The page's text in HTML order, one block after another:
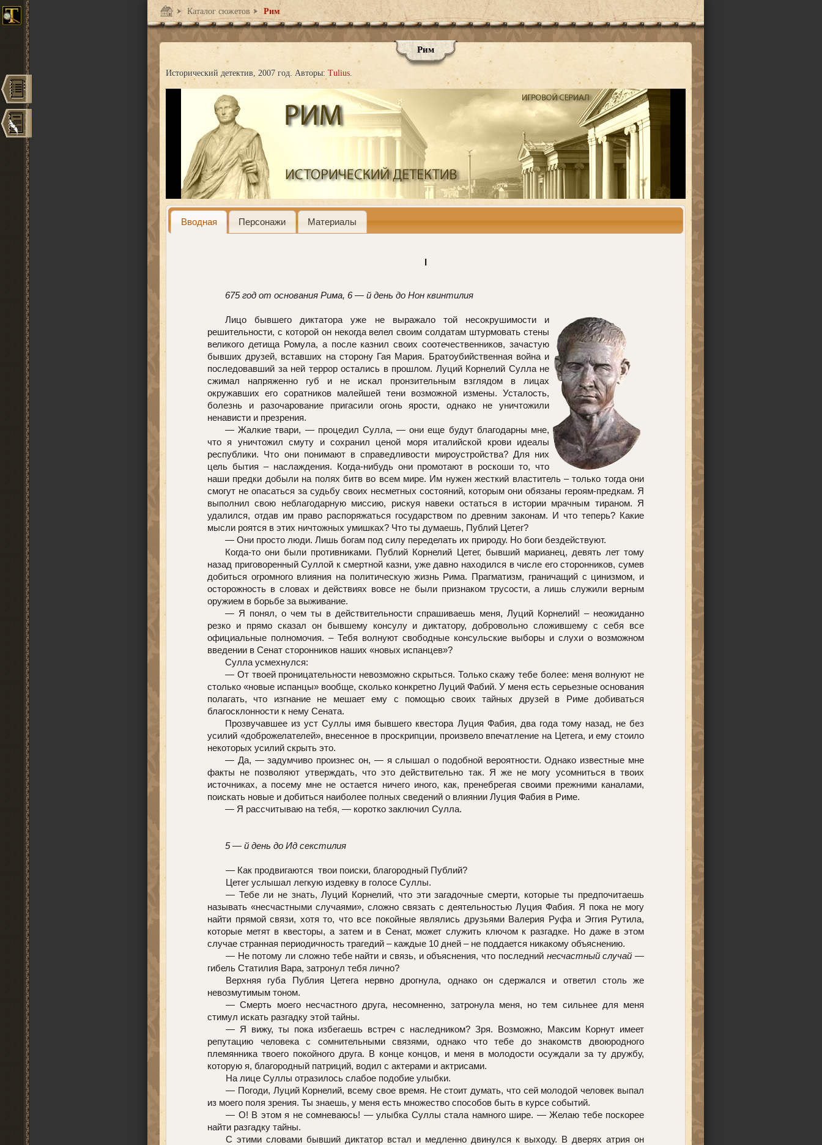
Каталог сюжетов Рим
Рим
Исторический детектив 2007 год. Авторы: Tulius
Вводная Персонажи Материалы
I
675 год от основания Рима, 6 — й день до Нон квинтилия
Лицо бывшего диктатора уже не выражало той несокрушимости и
решительности, с которой он некогда велел своим солдатам штурмовать стены
великого детища Ромула, а после казнил своих соотечественников, зачастую
бывших друзей, вставших на сторону Гая Мария. Братоубийственная война и
последовавший за ней террор остались в прошлом. Луций Корнелий Сулла не
сжимал напряженно губ и не искал пронзительным взглядом в лицах
окружавших его соратников малейшей тени возможной измены. Усталость,
болезнь и разочарование пригасили огонь ярости, однако не уничтожили
ненависти и презрения.
— Жалкие твари, — процедил Сулла, — они еще будут благодарны мне,
что я уничтожил смуту и сохранил ценой моря италийской крови идеалы
республики. Что они понимают в справедливости мироустройства? Для них
цель бытия – наслаждения. Когда-нибудь они промотают в роскоши то, что
наши предки добыли на полях битв во всем мире. Им нужен жесткий властитель – только тогда они
смогут не опасаться за судьбу своих несметных состояний, которым они обязаны героям-предкам. Я
выполнил свою неблагодарную миссию, рискуя навеки остаться в истории мрачным тираном. Я
удалился, отдав им право распоряжаться государством по древним законам. И что теперь? Какие
мысли роятся в этих ничтожных умишках? Что ты думаешь, Публий Цетег?
— Они просто люди. Лишь богам под силу переделать их природу. Но боги бездействуют.
Когда-то они были противниками. Публий Корнелий Цетег, бывший марианец, девять лет тому
назад приговоренный Суллой к смертной казни, уже давно находился в числе его сторонников, сумев
добиться огромного влияния на политическую жизнь Рима. Прагматизм, граничащий с цинизмом, и
осторожность в словах и действиях вовсе не были признаком трусости, а лишь служили верным
оружием в борьбе за выживание.
— Я понял, о чем ты в действительности спрашиваешь меня, Луций Корнелий! – неожиданно
резко и прямо сказал он бывшему консулу и диктатору, добровольно сложившему с себя все
официальные полномочия. – Тебя волнуют свободные консульские выборы и слухи о возможном
введении в Сенат сторонников наших «новых испанцев»?
Сулла усмехнулся:
— От твоей проницательности невозможно скрыться. Только скажу тебе более: меня волнуют не
столько «новые испанцы» вообще, сколько конкретно Луций Фабий. У меня есть серьезные основания
полагать, что изгнание не мешает ему с помощью своих тайных друзей в Риме добиваться
благосклонности к нему Сената.
Прозвучавшее из уст Суллы имя бывшего квестора Луция Фабия, два года тому назад, не без
усилий «доброжелателей», внесенное в проскрипции, произвело впечатление на Цетега, и ему стоило
некоторых усилий скрыть это.
— Да, — задумчиво произнес он, — я слышал о подобной вероятности. Однако известные мне
факты не позволяют утверждать, что это действительно так. Я же не могу усомниться в твоих
источниках, а посему мне не остается ничего иного, как, пренебрегая своими прежними каналами,
поискать новые и добиться наиболее полных сведений о влиянии Луция Фабия в Риме.
— Я рассчитываю на тебя, — коротко заключил Сулла.
5 — й день до Ид секстилия
— Как продвигаются твои поиски, благородный Публий?
Цетег услышал легкую издевку в голосе Суллы.
— Тебе ли не знать, Луций Корнелий, что эти загадочные смерти, которые ты предпочитаешь
называть «несчастными случаями», сложно связать с деятельностью Луция Фабия. Я пока не могу
найти прямой связи, хотя то, что все покойные являлись друзьями Валерия Руфа и Эггия Рутила,
которые метят в квесторы, а затем и в Сенат, может служить ключом к разгадке. Но даже в этом
случае странная периодичность трагедий – каждые 10 дней – не поддается никакому объяснению.
— Не потому ли сложно тебе найти и связь, и объяснения, что последний несчастный случай —
гибель Статилия Вара, затронул тебя лично?
Верхняя губа Публия Цетега нервно дрогнула, однако он сдержался и ответил столь же
невозмутимым тоном.
— Смерть моего несчастного друга, несомненно, затронула меня, но тем сильнее для меня
стимул искать разгадку этой тайны.
— Я вижу, ты пока избегаешь встреч с наследником? Зря. Возможно, Максим Корнут имеет
репутацию человека с сомнительными связями, однако что тебе до знакомств двоюродного
племянника твоего покойного друга. В конце концов, и меня в молодости осуждали за ту дружбу,
которую я, благородный патриций, водил с актерами и актрисами.
На лице Суллы отразилось слабое подобие улыбки.
— Погоди, Луций Корнелий, всему свое время. Не стоит думать, что сей молодой человек выпал
из моего поля зрения. Ты знаешь, у меня есть множество способов быть в курсе событий.
— О! В этом я не сомневаюсь! — улыбка Суллы стала намного шире. — Желаю тебе поскорее
найти разгадку тайны.
С этими словами бывший диктатор встал и медленно двинулся к выходу. В дверях атрия он